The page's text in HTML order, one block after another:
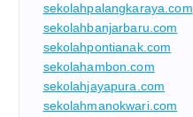
sekolahpalangkaraya.com
sekolahbanjarbaru.com
sekolahpontianak.com
sekolahambon.com
sekolahjayapura.com
sekolahmanokwari.com